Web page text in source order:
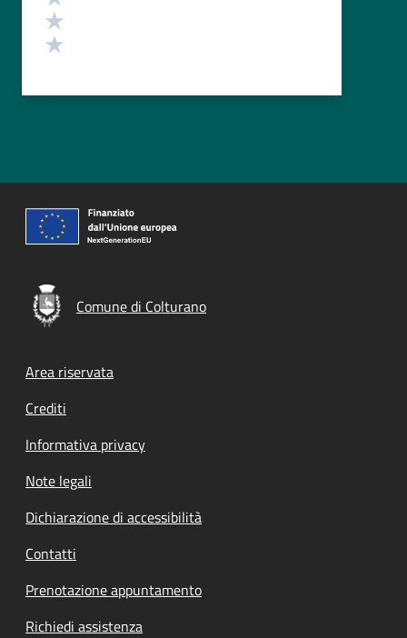
Comune di Colturano
Footer menu
Area riservata
Crediti
Informativa privacy
Note legali
Dichiarazione di accessibilità
Contatti
Prenotazione appuntamento
Richiedi assistenza